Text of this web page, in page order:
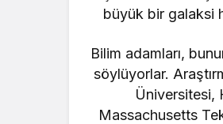
büyük bir galaksi
Bilim adamları,
söylüyorlar.
Üniversitesi,
Massachusetts